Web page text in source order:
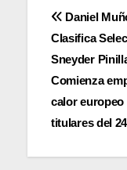
de
Daniel
Clasifica
Sneyder
Comienza
calor europeo
titulares del